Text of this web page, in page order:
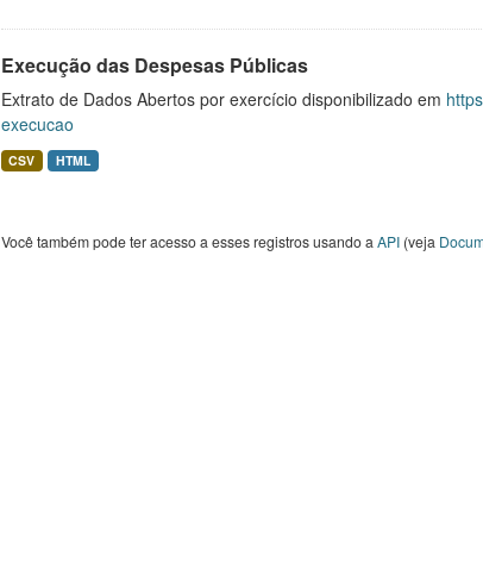
Execução das Despesas Públicas
Extrato de Dados Abertos por exercício disponibilizado em
execucao
CSV HTML
Você também pode ter acesso a esses registros usando a API(veja